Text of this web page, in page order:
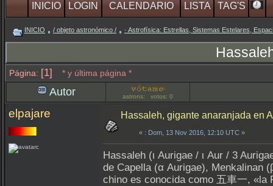
INICIO LOGIN CALENDARIO LISTA TAG'S
INICIO / objeto astronómico / · Astrofísica: Estrellas, Sistemas Estelares,
Página: [1] * y última página *
Autor astrons: votos: 0
elpajare Hassaleh, gigante anaranjada en
« : Dom, 13 Nov 2016, 12:10 UTC »
Hassaleh (ι Aurigae / ι Aur / 3
de Capella (α Aurigae), Menkalinan
chino es conocida como 五車一, «la